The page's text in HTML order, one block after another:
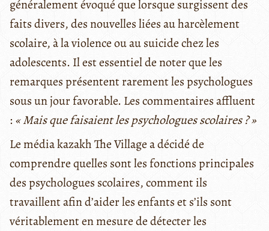
généralement évoqué que lorsque surgissent des
faits divers, des nouvelles liées au harcèlement
scolaire, à la violence ou au suicide chez les
adolescents. Il est essentiel de noter que les
remarques présentent rarement les psychologues
sous un jour favorable. Les commentaires affluent
: « Mais que faisaient les psychologues scolaires ? »
Le média kazakh The Village a décidé de
comprendre quelles sont les fonctions principales
des psychologues scolaires, comment ils
travaillent afin d’aider les enfants et s’ils sont
véritablement en mesure de détecter les